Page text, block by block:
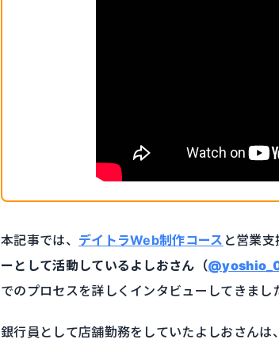
本記事では、 デイトラWeb制作コース と営業
ーとして活動しているよしおさん（
でのプロセスを詳しくインタビューしてきまし
銀行員として店舗勤務をしていたよしおさんは、